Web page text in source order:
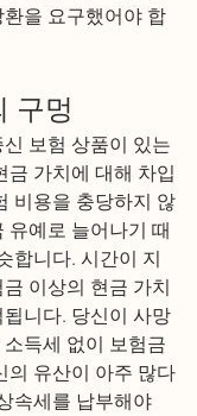
을 요구했어야 합
구멍
보험 상품이 있는
금 가치에 대해 차입
비용을 충당하지 않
유예로 늘어나기 때
합니다. 시간이 지
이상의 현금 가치
니다. 당신이 사망
득세 없이 보험금
의 유산이 아주 많다
속세를 납부해야